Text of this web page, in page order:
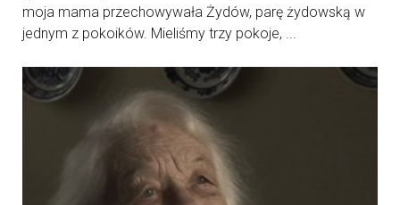
moja mama przechowywała Żydów, parę żydowską w
jednym z pokoików. Mieliśmy trzy pokoje, ...